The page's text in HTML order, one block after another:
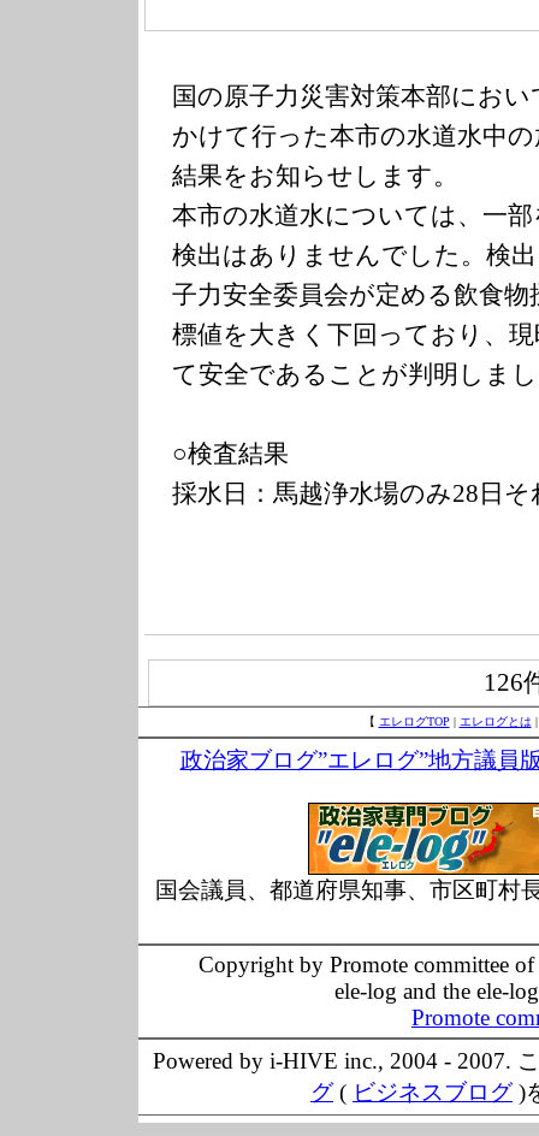
国の原子力災害対策本部にお
かけて行った本市の水道水中
結果をお知らせします。
本市の水道水については、一
検出はありませんでした。検
子力安全委員会が定める飲食
標値を大きく下回っており、
て安全であることが判明しま
○検査結果
採水日：馬越浄水場のみ28日
126
【 エレログTOP | エレログとは
政治家ブログ”エレログ”地方議員
国会議員、都道府県知事、市区町村
Copyright by Promote committee
ele-log and the ele-
Promote
Powered by i-HIVE inc., 2004 - 2007.
グ( ビジネスブログ)